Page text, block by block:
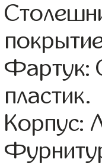
Фартук:
пластик.
Корпус: